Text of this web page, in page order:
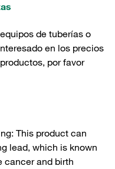
de tuberías o
en los precios
por favor
This product can
lead, which is known
cancer and birth